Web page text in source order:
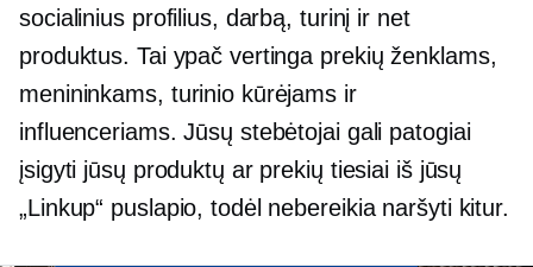
socialinius profilius, darbą, turinį ir net
produktus. Tai ypač vertinga prekių ženklams,
menininkams, turinio kūrėjams ir
influenceriams. Jūsų stebėtojai gali patogiai
įsigyti jūsų produktų ar prekių tiesiai iš jūsų
„Linkup“ puslapio, todėl nebereikia naršyti kitur.